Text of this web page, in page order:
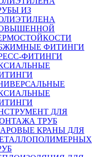
ИЗ
ФИТИНГИ
ФИТИНГИ
ДЛЯ
ТРУБ
КРАНЫ ДЛЯ